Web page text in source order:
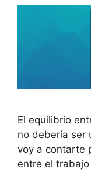
El equilibrio
no debería ser
voy a contarte
entre el